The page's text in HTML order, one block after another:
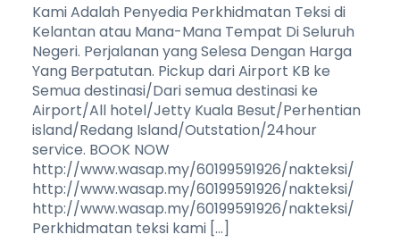
Kami Adalah Penyedia Perkhidmatan Teksi di
Kelantan atau Mana-Mana Tempat Di Seluruh
Negeri. Perjalanan yang Selesa Dengan Harga
Yang Berpatutan. Pickup dari Airport KB ke
Semua destinasi/Dari semua destinasi ke
Airport/All hotel/Jetty Kuala Besut/Perhentian
island/Redang Island/Outstation/24hour
service. BOOK NOW
http://www.wasap.my/60199591926/nakteksi/
http://www.wasap.my/60199591926/nakteksi/
http://www.wasap.my/60199591926/nakteksi/
Perkhidmatan teksi kami […]